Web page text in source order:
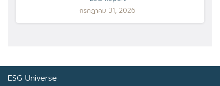
กรกฎาคม 31, 2026
ESG Universe